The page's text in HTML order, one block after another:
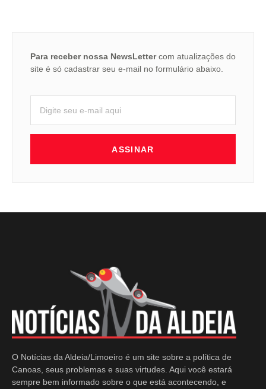
Para receber nossa NewsLettercom atualizações do
site é só cadastrar seu e-mail no formulário abaixo.
ASSINAR
O Notícias da Aldeia/Limoeiro é um site sobre a política de
Canoas, seus problemas e suas virtudes. Aqui você estará
sempre bem informado sobre o que está acontecendo, e